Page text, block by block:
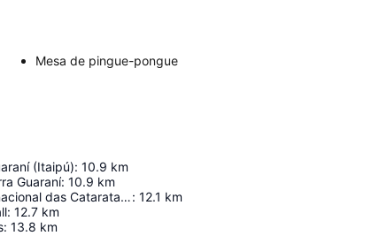
Mesa de pingue-pongue
(Itaipú): 10.9 km
Guaraní: 10.9 km
Aeroporto Internacional das Cataratas de Foz do Iguaçu: 12.1 km
: 12.7 km
: 13.8 km